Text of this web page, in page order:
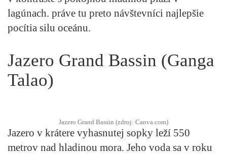
lagúnach. práve tu preto návštevníci najlepšie
pocítia silu oceánu.
Jazero Grand Bassin (Ganga
Talao)
Jazero Grand Bassin (zdroj: Canva.com)
Jazero v krátere vyhasnutej sopky leží 550
metrov nad hladinou mora. Jeho voda sa v roku